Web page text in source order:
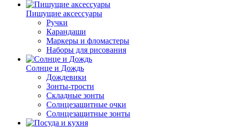
Пишущие аксессуары
Ручки
Карандаши
Маркеры и фломастеры
Наборы для рисования
Солнце и Дождь
Дождевики
Зонты-трости
Складные зонты
Солнцезащитные очки
Солнцезащитные зонты